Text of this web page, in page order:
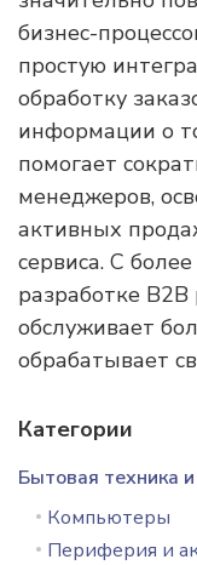
бизнес-
простую
обработку
информации о
помогает
менеджеров,
активных
сервиса. С
разработке
обслуживает
обрабатывает
Категории
Бытовая техника
Компьютеры
Периферия и